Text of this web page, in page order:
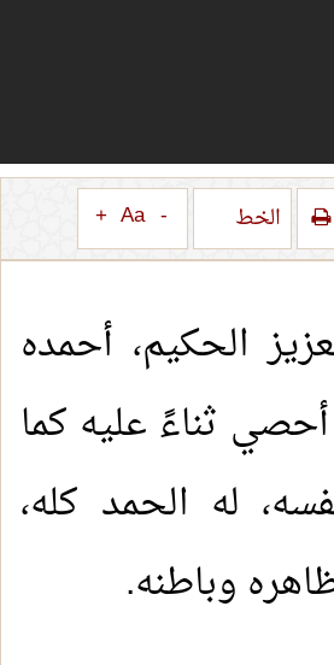
الخط -
Aa
+
الحكيم، أحمده
ثناءً عليه كما
له الحمد كله،
وباطنه.